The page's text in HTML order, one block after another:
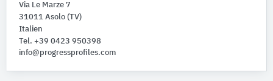
Via Le Marze 7
31011 Asolo (TV)
Italien
Tel. +39 0423 950398
info@progressprofiles.com